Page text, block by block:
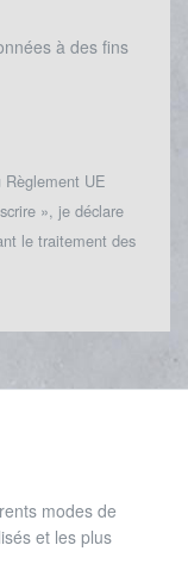
à des fins
UE
», je déclare
le traitement des
modes de
et les plus